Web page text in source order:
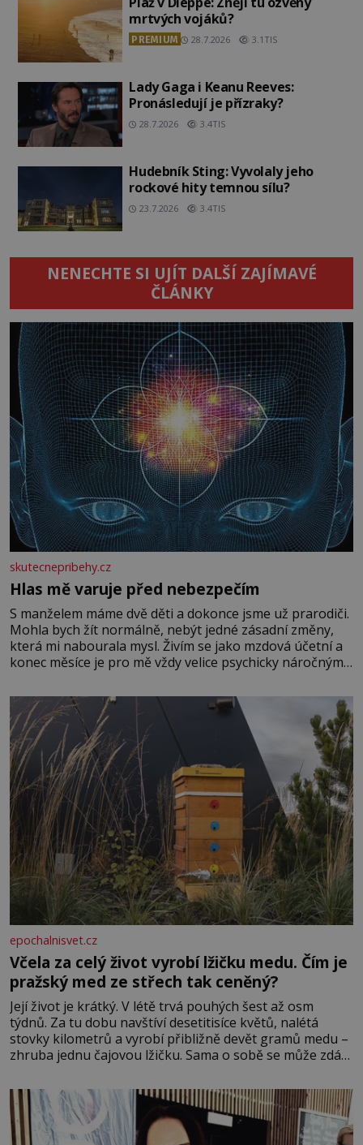
mrtvých vojáků?
PREMIUM 28.7.2026 3.1TIS
Lady Gaga i Keanu Reeves:
Pronásledují je přízraky?
28.7.2026 3.4TIS
Hudebník Sting: Vyvolaly jeho
rockové hity temnou sílu?
23.7.2026 3.4TIS
NENECHTE SI UJÍT DALŠÍ ZAJÍMAVÉ
ČLÁNKY
skutecnepribehy.cz
Hlas mě varuje před nebezpečím
S manželem máme dvě děti a dokonce jsme už prarodiči.
Mohla bych žít normálně, nebýt jedné zásadní změny,
která mi nabourala mysl. Živím se jako mzdová účetní a
konec měsíce je pro mě vždy velice psychicky náročným
dál častěji volá o pomoc, co se hlídání týče. Dalo by se
epochalnisvet.cz
Včela za celý život vyrobí lžičku medu. Čím je
pražský med ze střech tak ceněný?
Její život je krátký. V létě trvá pouhých šest až osm
týdnů. Za tu dobu navštíví desetitisíce květů, nalétá
stovky kilometrů a vyrobí přibližně devět gramů medu –
zhruba jednu čajovou lžičku. Sama o sobě se může zdát
tisíc příslušnic svého včelstva, vznikne jeden z
nejdokonalejších organismů